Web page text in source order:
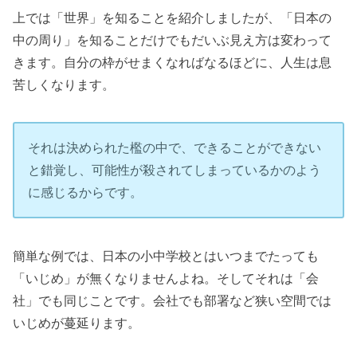
上では「世界」を知ることを紹介しましたが、「日本の
中の周り」を知ることだけでもだいぶ見え方は変わって
きます。自分の枠がせまくなればなるほどに、人生は息
苦しくなります。
それは決められた檻の中で、できることができない
と錯覚し、可能性が殺されてしまっているかのよう
に感じるからです。
簡単な例では、日本の小中学校とはいつまでたっても
「いじめ」が無くなりませんよね。そしてそれは「会
社」でも同じことです。会社でも部署など狭い空間では
いじめが蔓延ります。